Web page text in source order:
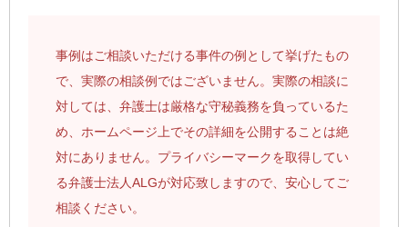
事例はご相談いただける事件の例として挙げたもの
で、実際の相談例ではございません。実際の相談に
対しては、弁護士は厳格な守秘義務を負っているた
め、ホームページ上でその詳細を公開することは絶
対にありません。プライバシーマークを取得してい
る弁護士法人ALGが対応致しますので、安心してご
相談ください。